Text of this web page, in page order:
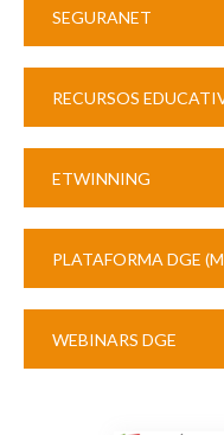
SEGURANET
RECURSOS
ETWINNING
PLATAFORMA DGE
WEBINARS DGE